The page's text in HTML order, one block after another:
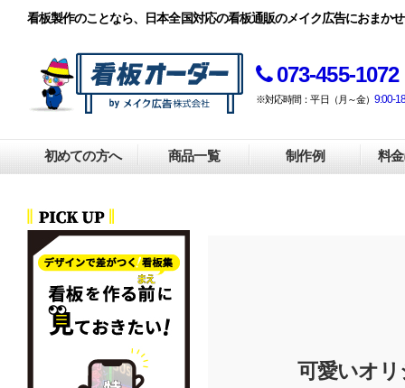
看板製作のことなら、日本全国対応の看板通販のメイク広告におまか
073-455-1072
※対応時間：平日（月～金） 9:00-
初めての方へ 商品一覧 制作例 料
可愛いオ